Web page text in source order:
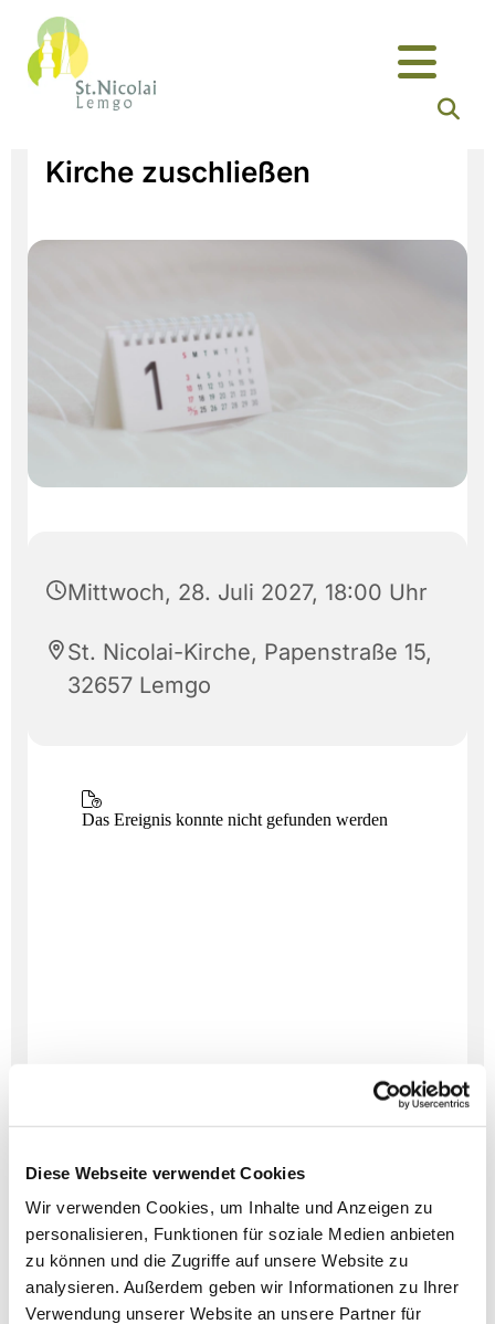
Diese Webseite verwendet Cookies
Wir verwenden Cookies, um Inhalte und Anzeigen zu
personalisieren, Funktionen für soziale Medien anbieten
zu können und die Zugriffe auf unsere Website zu
analysieren. Außerdem geben wir Informationen zu Ihrer
Verwendung unserer Website an unsere Partner für
Kirche zuschließen
Mittwoch, 28. Juli 2027, 18:00 Uhr
St. Nicolai-Kirche, Papenstraße 15,
32657 Lemgo
Dies könnte Sie auch
interessieren